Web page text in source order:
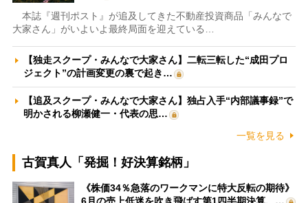
本誌『週刊ポスト』が追及してきた不動産投資商品「みんなで
大家さん」がいよいよ最終局面を迎えている…
【独走スクープ・みんなで大家さん】二転三転した“成田プロ
ジェクト”の計画変更の裏で起き…
【追及スクープ・みんなで大家さん】独占入手“内部議事録”で
明かされる柳瀬健一・代表の思…
一覧を見る
古賀真人「発掘！好決算銘柄」
《株価34％急落のワークマンに特大反転の期待》